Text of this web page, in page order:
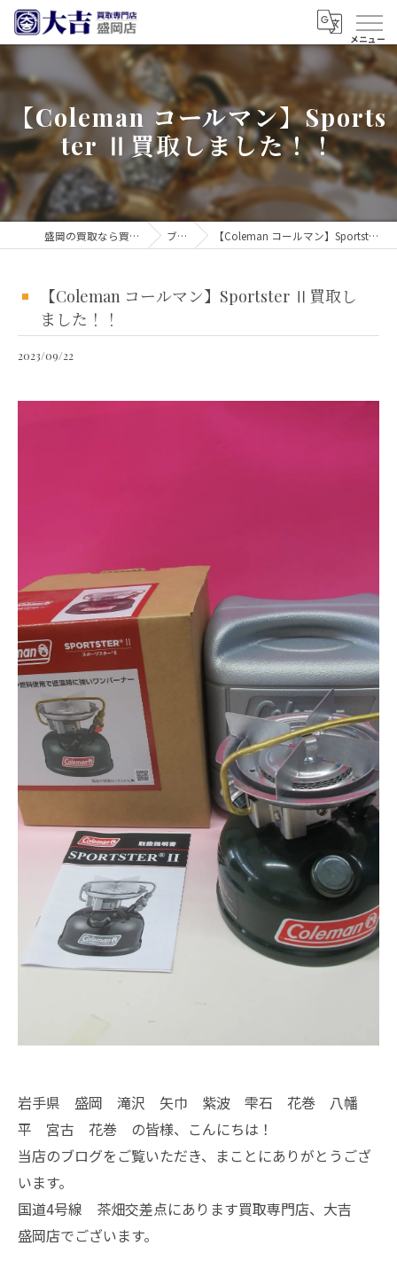
【Coleman コールマン】Sports
ter Ⅱ買取しました！！
盛岡の買取なら買取大吉 盛岡店 ブログ 【Coleman コールマン】Sportster Ⅱ買取しました！！
【Coleman コールマン】Sportster Ⅱ買取し
ました！！
2023/09/22
岩手県 盛岡 滝沢 矢巾 紫波 雫石 花巻 八幡
平 宮古 花巻 の皆様、こんにちは！
当店のブログをご覧いただき、まことにありがとうござ
います。
国道4号線 茶畑交差点にあります買取専門店、大吉
盛岡店でございます。